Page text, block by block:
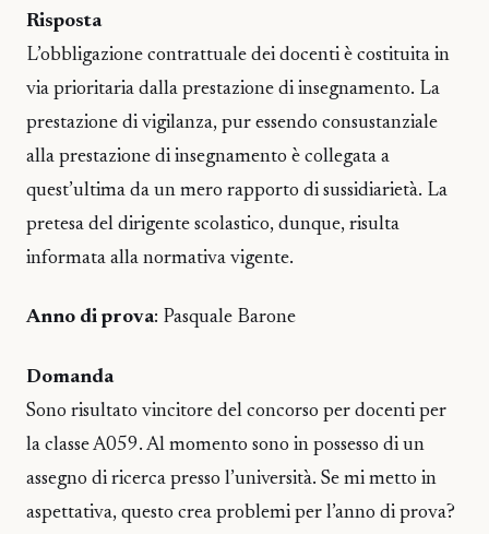
Risposta
L’obbligazione contrattuale dei docenti è costituita in
via prioritaria dalla prestazione di insegnamento. La
prestazione di vigilanza, pur essendo consustanziale
alla prestazione di insegnamento è collegata a
quest’ultima da un mero rapporto di sussidiarietà. La
pretesa del dirigente scolastico, dunque, risulta
informata alla normativa vigente.
Anno di prova: Pasquale Barone
Domanda
Sono risultato vincitore del concorso per docenti per
la classe A059. Al momento sono in possesso di un
assegno di ricerca presso l’università. Se mi metto in
aspettativa, questo crea problemi per l’anno di prova?